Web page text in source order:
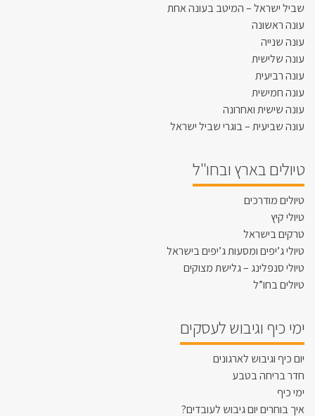
שביל ישראל – המיטב בעונה אחת
עונה ראשונה
עונה שנייה
עונה שלישית
עונה רביעית
עונה חמישית
עונה שישית ואחרונה
עונה שביעית – בוגרי שביל ישראל
טיולים בארץ ובחו"ל
טיולים מודרכים
טיולי קיץ
טרקים בישראל
טיולי ג’יפים ומסעות ג’יפים בישראל
טיולי סנפלינג – גלישת מצוקים
טיולים בחו”ל
ימי כיף וגיבוש לעסקים
יום כיף וגיבוש לארגונים
חדר בריחה בטבע
ימי כיף
איך בוחרים יום גיבוש לעובדים?